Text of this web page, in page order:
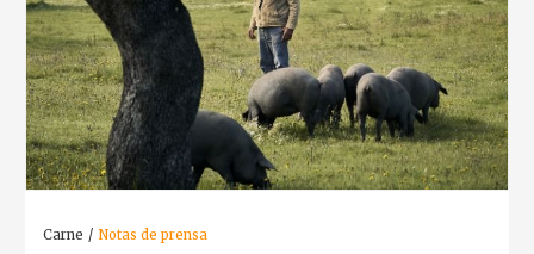
Carne Notas de prensa